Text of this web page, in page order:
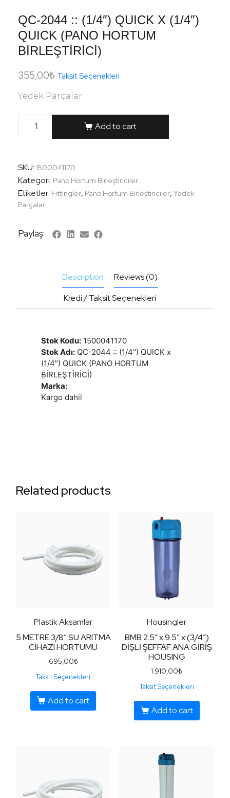
QC-2044 :: (1/4″) QUICK X (1/4″)
QUICK (PANO HORTUM
BİRLEŞTİRİCİ)
355,00₺ Taksit Seçenekleri
Yedek Parçalar
Add to cart
SKU: 1500041170
Kategori: Pano Hortum Birleştiriciler
Etiketler: Fittingler, Pano Hortum Birleştiriciler, Yedek
Parçalar
Paylaş:
Description
Reviews (0)
Kredi / Taksit Seçenekleri
Stok Kodu: 1500041170
Stok Adı: QC-2044 :: (1/4″) QUICK x
(1/4″) QUICK (PANO HORTUM
BİRLEŞTİRİCİ)
Marka:
Kargo dahil
Related products
Plastik Aksamlar
5 METRE 3/8″ SU ARITMA
CİHAZI HORTUMU
695,00₺
Taksit Seçenekleri
Add to cart
Housingler
BMB 2.5″ x 9.5″ x (3/4″)
DİŞLİ ŞEFFAF ANA GİRİŞ
HOUSING
1.910,00₺
Taksit Seçenekleri
Add to cart